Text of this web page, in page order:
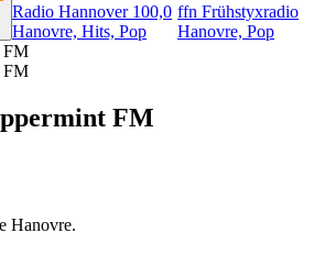
Radio Hannover 100,0
Hanovre, Hits, Pop
ffn Frühstyxradio
Hanovre, Pop
FM
FM
FM
Hanovre.